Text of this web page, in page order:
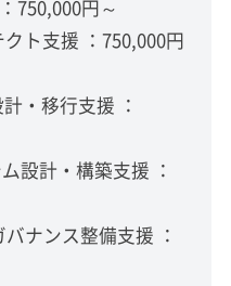
750,000円～
ト支援 ：750,000円
・移行支援 ：
設計・構築支援 ：
ナンス整備支援 ：